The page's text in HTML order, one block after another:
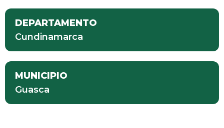
DEPARTAMENTO
Cundinamarca
MUNICIPIO
Guasca